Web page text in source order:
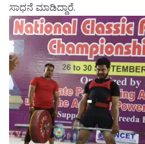
ಸಾಧನೆ ಮಾಡಿದ್ದಾರೆ.